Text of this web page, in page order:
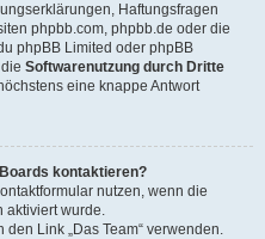
Haftungsfragen
phpbb.com, phpbb.de oder die
phpBB Limited oder phpBB
Softwarenutzung durch Dritte
eine knappe Antwort
kontaktieren?
nutzen, wenn die
aktiviert wurde.
Link „Das Team“ verwenden.